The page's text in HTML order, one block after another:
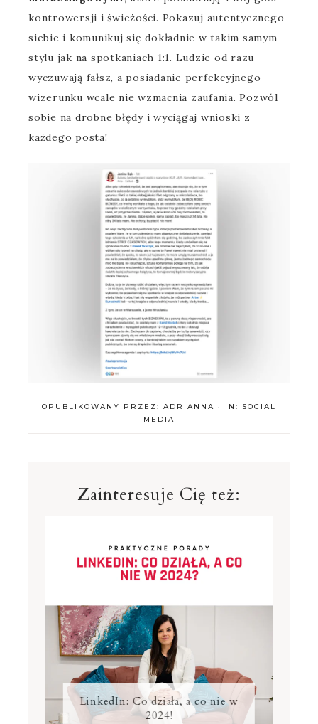
kontrowersji i świeżości. Pokazuj autentycznego
siebie i komunikuj się dokładnie w takim samym
stylu jak na spotkaniach 1:1. Ludzie od razu
wyczuwają fałsz, a posiadanie perfekcyjnego
wizerunku wcale nie wzmacnia zaufania. Pozwól
sobie na drobne błędy i wyciągaj wnioski z
każdego posta!
OPUBLIKOWANY PRZEZ: ADRIANNA · IN: SOCIAL
MEDIA
Zainteresuje Cię też:
LinkedIn: Co działa, a co nie w
2024!